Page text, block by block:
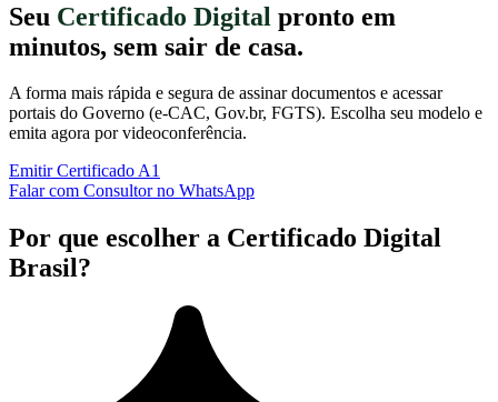
Seu Certificado Digital pronto em
minutos, sem sair de casa.
A forma mais rápida e segura de assinar documentos e acessar
portais do Governo (e-CAC, Gov.br, FGTS). Escolha seu modelo e
emita agora por videoconferência.
Emitir Certificado A1
Falar com Consultor no WhatsApp
Por que escolher a Certificado Digital
Brasil?